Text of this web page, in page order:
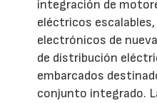
integración de
eléctricos
electrónicos de
de distribución
embarcados
conjunto integrado.